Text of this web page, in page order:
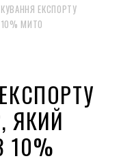
ЕКСПОРТУ
МИТО
ЯКИЙ
10%